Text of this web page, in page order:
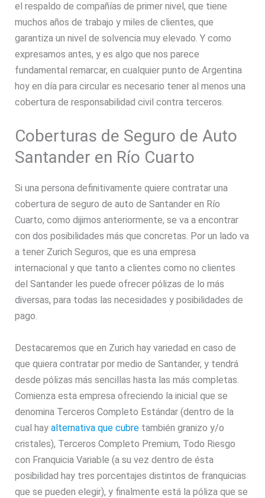
el respaldo de compañías de primer nivel, que tiene
muchos años de trabajo y miles de clientes, que
garantiza un nivel de solvencia muy elevado. Y como
expresamos antes, y es algo que nos parece
fundamental remarcar, en cualquier punto de Argentina
hoy en día para circular es necesario tener al menos una
cobertura de responsabilidad civil contra terceros.
Coberturas de Seguro de Auto
Santander en Río Cuarto
Si una persona definitivamente quiere contratar una
cobertura de seguro de auto de Santander en Río
Cuarto, como dijimos anteriormente, se va a encontrar
con dos posibilidades más que concretas. Por un lado va
a tener Zurich Seguros, que es una empresa
internacional y que tanto a clientes como no clientes
del Santander les puede ofrecer pólizas de lo más
diversas, para todas las necesidades y posibilidades de
pago.
Destacaremos que en Zurich hay variedad en caso de
que quiera contratar por medio de Santander, y tendrá
desde pólizas más sencillas hasta las más completas.
Comienza esta empresa ofreciendo la inicial que se
denomina Terceros Completo Estándar (dentro de la
cual hayalternativa que cubre también granizo y/o
cristales), Terceros Completo Premium, Todo Riesgo
con Franquicia Variable (a su vez dentro de ésta
posibilidad hay tres porcentajes distintos de franquicias
que se pueden elegir), y finalmente está la póliza que se